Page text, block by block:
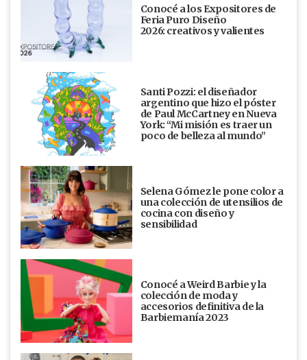
Conocé a los Expositores de
Feria Puro Diseño
2026: creativos y valientes
Santi Pozzi: el diseñador
argentino que hizo el póster
de Paul McCartney en Nueva
York: “Mi misión es traer un
poco de belleza al mundo”
Selena Gómez le pone color a
una colección de utensilios de
cocina con diseño y
sensibilidad
Conocé a Weird Barbie y la
colección de moda y
accesorios definitiva de la
Barbiemanía 2023